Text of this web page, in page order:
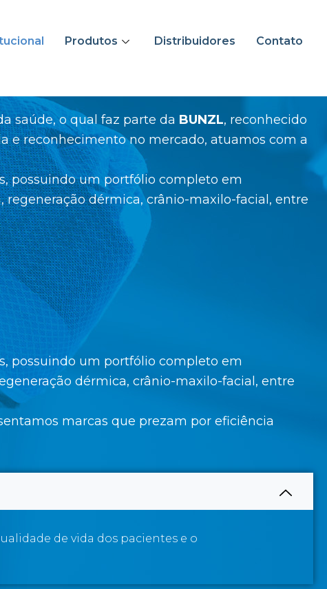
Produtos Distribuidores Contato
saúde, o qual faz parte da BUNZL, reconhecido
e reconhecimento no mercado, atuamos com a
possuindo um portfólio completo em
dérmica, crânio-maxilo-facial, entre
possuindo um portfólio completo em
dérmica, crânio-maxilo-facial, entre
marcas que prezam por eficiência
de vida dos pacientes e o